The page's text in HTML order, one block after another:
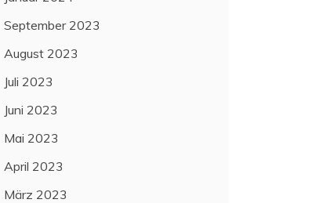
September 2023
August 2023
Juli 2023
Juni 2023
Mai 2023
April 2023
März 2023